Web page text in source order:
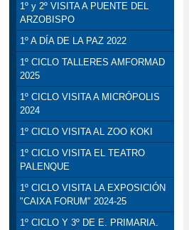
1º y 2º VISITA A PUENTE DEL
ARZOBISPO
1º A DÍA DE LA PAZ 2022
1º CICLO TALLERES AMFORMAD
2025
1º CICLO VISITA A MICRÓPOLIS
2024
1º CICLO VISITA AL ZOO KOKI
1º CICLO VISITA EL TEATRO
PALENQUE
1º CICLO VISITA LA EXPOSICIÓN
"CAIXA FORUM" 2024-25
1º CICLO Y 3º DE E. PRIMARIA.